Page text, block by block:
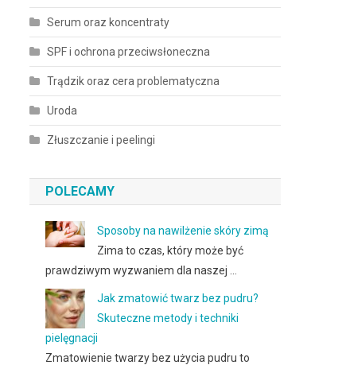
Serum oraz koncentraty
SPF i ochrona przeciwsłoneczna
Trądzik oraz cera problematyczna
Uroda
Złuszczanie i peelingi
POLECAMY
Sposoby na nawilżenie skóry zimą
Zima to czas, który może być
prawdziwym wyzwaniem dla naszej …
Jak zmatowić twarz bez pudru?
Skuteczne metody i techniki
pielęgnacji
Zmatowienie twarzy bez użycia pudru to